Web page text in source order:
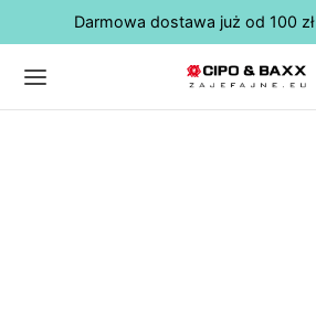
Darmowa dostawa już od 100 zł